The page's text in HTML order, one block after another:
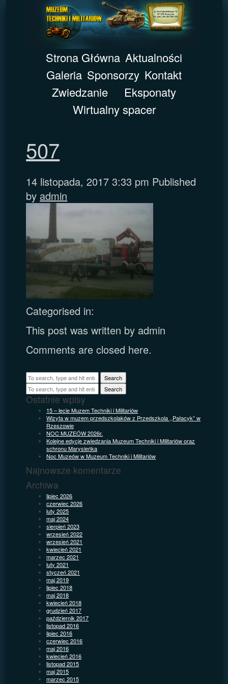
Strona Główna Aktualności
Galeria Sponsorzy Kontakt
Zwiedzanie
Eksponaty
Wirtualny spacer
507
14 listopada, 2017 3:33 pm Published
by admin
Categorised in:
This post was written by admin
Comments are closed here.
Search
Search
Ostatnie wpisy
15 – lecie Muzem Techniki i Militariów
Wizyta w muzem przedszkolaków z Przedszkola ,,Pałacyk” w
Rzeszowie
NOC MUZEÓW 2026r.
Kolejne edycje zwiedzania Muzeum Techniki i Militariów oraz
schronu Marysieńka
Noc Muzeów w Muzeum Techniki i Militariów
Najnowsze komentarze
Archiwa
lipiec 2026
czerwiec 2026
luty 2025
maj 2024
sierpień 2023
wrzesień 2022
wrzesień 2021
kwiecień 2021
marzec 2021
luty 2021
styczeń 2021
maj 2019
lipiec 2018
maj 2018
kwiecień 2018
grudzień 2017
październik 2017
listopad 2016
lipiec 2016
czerwiec 2016
maj 2016
kwiecień 2016
listopad 2015
maj 2015
marzec 2015